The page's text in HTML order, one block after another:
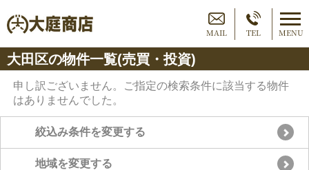
MAIL TEL MENU
大田区の物件一覧(売買・投資)
申し訳ございません。ご指定の検索条件に該当する物件
はありませんでした。
絞込み条件を変更する
地域を変更する